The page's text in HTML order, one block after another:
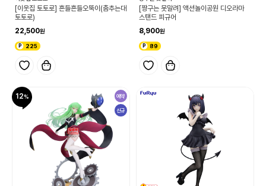
[이웃집 토토로] 흔들흔들오뚝이(춤추는대
토토로)
22,500
225
[짱구는 못말려] 액션놀이공원 디오라마
스탠드 피규어
8,900
89
12 예약
신규